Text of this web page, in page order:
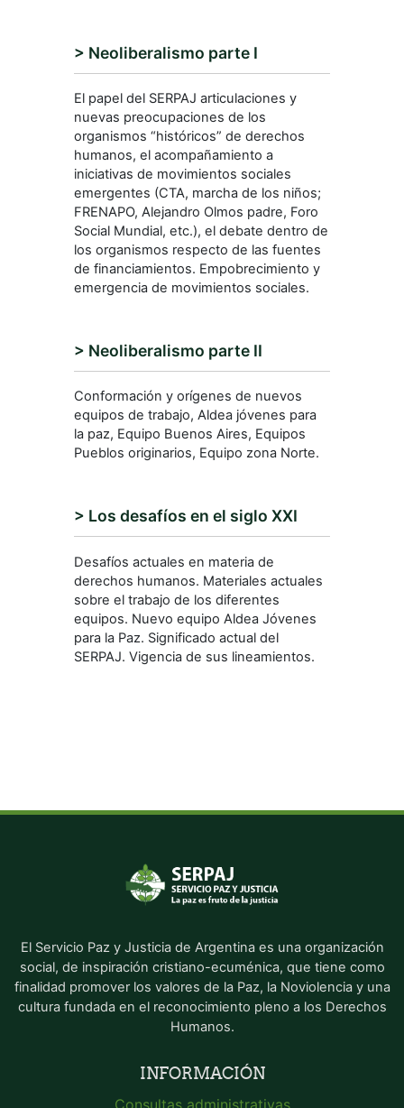
> Neoliberalismo parte I
El papel del SERPAJ articulaciones y
nuevas preocupaciones de los
organismos “históricos” de derechos
humanos, el acompañamiento a
iniciativas de movimientos sociales
emergentes (CTA, marcha de los niños;
FRENAPO, Alejandro Olmos padre, Foro
Social Mundial, etc.), el debate dentro de
los organismos respecto de las fuentes
de financiamientos. Empobrecimiento y
emergencia de movimientos sociales.
> Neoliberalismo parte II
Conformación y orígenes de nuevos
equipos de trabajo, Aldea jóvenes para
la paz, Equipo Buenos Aires, Equipos
Pueblos originarios, Equipo zona Norte.
> Los desafíos en el siglo XXI
Desafíos actuales en materia de
derechos humanos. Materiales actuales
sobre el trabajo de los diferentes
equipos. Nuevo equipo Aldea Jóvenes
para la Paz. Significado actual del
SERPAJ. Vigencia de sus lineamientos.
El Servicio Paz y Justicia de Argentina es una organización
social, de inspiración cristiano-ecuménica, que tiene como
finalidad promover los valores de la Paz, la Noviolencia y una
cultura fundada en el reconocimiento pleno a los Derechos
Humanos.
INFORMACIÓN
Consultas administrativas